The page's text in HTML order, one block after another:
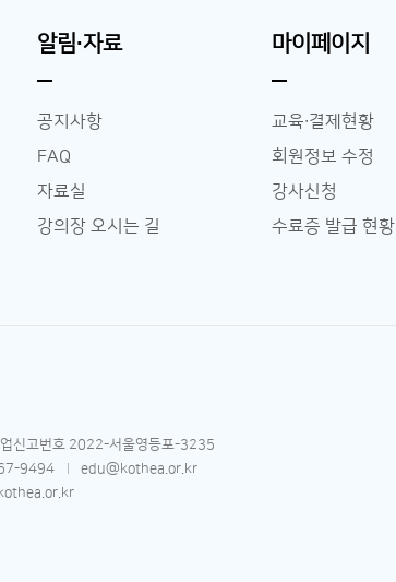
알림∙자료
공지사항
FAQ
자료실
강의장 오시는 길
마이페이지
교육∙결제현황
회원정보 수정
강사신청
수료증 발급 현황
신고번호 2022-서울영등포-3235
9494
edu@kothea.or.kr